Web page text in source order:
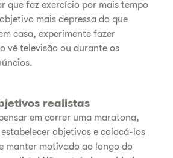
que faz exercício por mais tempo
mais depressa do que
casa, experimente fazer
vê televisão ou durante os
realistas
em correr uma maratona,
objetivos e colocá-los
manter motivado ao longo do